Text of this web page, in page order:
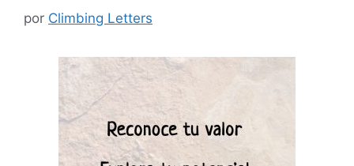
por Climbing Letters